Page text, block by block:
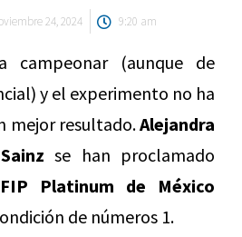
24, 2024 9:20 am
campeonar (aunque de
y el experimento no ha
mejor resultado.Alejandra
se han proclamado
FIP Platinum de México
de números 1.